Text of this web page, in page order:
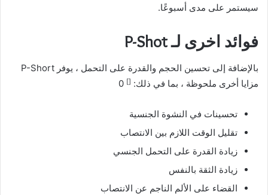
سيستمر على مدى أسبوعًا.
فوائد اخرى لـ P-Shot
بالإضافة إلى تحسين الحجم والقدرة على التحمل ، يوفر P-Short
مزايا أخرى ملحوظة ، بما في ذلك: []
تحسينات في النشوة الجنسية
تقليل الوقت اللازم بين الانتصاب
زيادة القدرة على التحمل الجنسي
زيادة الثقة بالنفس
القضاء على الألم الناجم عن الانتصاب